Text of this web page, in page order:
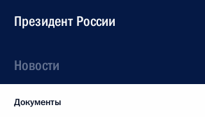
Президент России
Новости
Документы